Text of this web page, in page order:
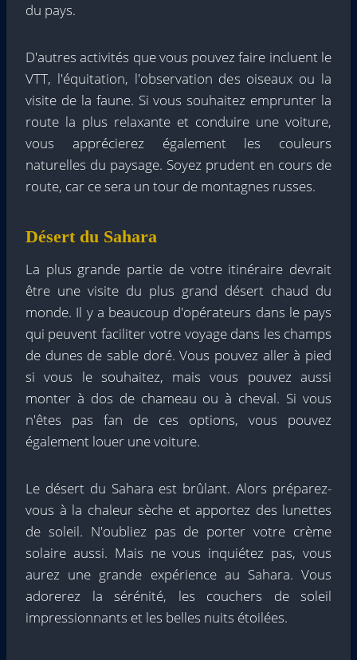
du pays.
D'autres activités que vous pouvez faire incluent le
VTT, l'équitation, l'observation des oiseaux ou la
visite de la faune. Si vous souhaitez emprunter la
route la plus relaxante et conduire une voiture,
vous apprécierez également les couleurs
naturelles du paysage. Soyez prudent en cours de
route, car ce sera un tour de montagnes russes.
Désert du Sahara
La plus grande partie de votre itinéraire devrait
être une visite du plus grand désert chaud du
monde. Il y a beaucoup d'opérateurs dans le pays
qui peuvent faciliter votre voyage dans les champs
de dunes de sable doré. Vous pouvez aller à pied
si vous le souhaitez, mais vous pouvez aussi
monter à dos de chameau ou à cheval. Si vous
n'êtes pas fan de ces options, vous pouvez
également louer une voiture.
Le désert du Sahara est brûlant. Alors préparez-
vous à la chaleur sèche et apportez des lunettes
de soleil. N'oubliez pas de porter votre crème
solaire aussi. Mais ne vous inquiétez pas, vous
aurez une grande expérience au Sahara. Vous
adorerez la sérénité, les couchers de soleil
impressionnants et les belles nuits étoilées.